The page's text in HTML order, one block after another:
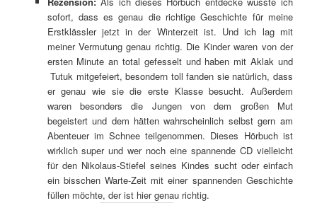
sofort, dass es genau die richtige Geschichte für meine
Erstklässler jetzt in der Winterzeit ist. Und ich lag mit
meiner Vermutung genau richtig. Die Kinder waren von der
ersten Minute an total gefesselt und haben mit Aklak und
Tutuk mitgefeiert, besondern toll fanden sie natürlich, dass
er genau wie sie die erste Klasse besucht. Außerdem
waren besonders die Jungen von dem großen Mut
begeistert und dem hätten wahrscheinlich selbst gern am
Abenteuer im Schnee teilgenommen. Dieses Hörbuch ist
wirklich super und wer noch eine spannende CD vielleicht
für den Nikolaus-Stiefel seines Kindes sucht oder einfach
ein bisschen Warte-Zeit mit einer spannenden Geschichte
füllen möchte, der ist hier genau richtig.